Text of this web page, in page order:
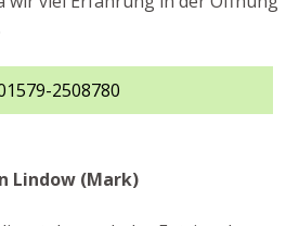
2508780
Lindow (Mark)